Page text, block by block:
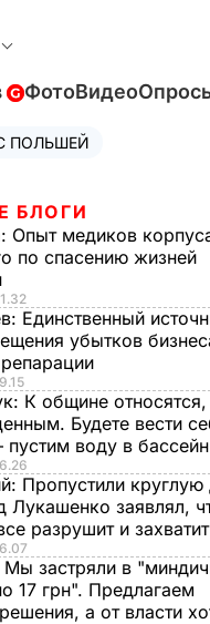
ФотоВидео
ПОЛЬШЕЙ
БЛОГИ
Опыт медиков
по спасению жизней
Единственный
убытков
К общине
Будете вести
воду в бассейн
Пропустили круглую
Лукашенко заявлял,
разрушит и
Мы застряли в
17 грн". Предлагаем
а от власти